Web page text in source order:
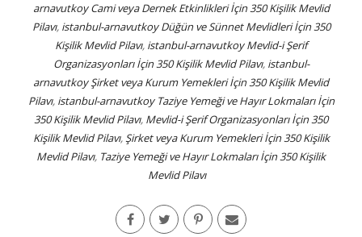
arnavutkoy Cami veya Dernek Etkinlikleri İçin 350 Kişilik Mevlid
Pilavı, istanbul-arnavutkoy Düğün ve Sünnet Mevlidleri İçin 350
Kişilik Mevlid Pilavı, istanbul-arnavutkoy Mevlid-i Şerif
Organizasyonları İçin 350 Kişilik Mevlid Pilavı, istanbul-
arnavutkoy Şirket veya Kurum Yemekleri İçin 350 Kişilik Mevlid
Pilavı, istanbul-arnavutkoy Taziye Yemeği ve Hayır Lokmaları İçin
350 Kişilik Mevlid Pilavı, Mevlid-i Şerif Organizasyonları İçin 350
Kişilik Mevlid Pilavı,Şirket veya Kurum Yemekleri İçin 350 Kişilik
Mevlid Pilavı, Taziye Yemeği ve Hayır Lokmaları İçin 350 Kişilik
Mevlid Pilavı